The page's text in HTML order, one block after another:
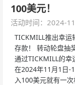
100美元！
活动时间：2024-
TICKMILL推出幸运
存款！ 转动轮盘抽
通过TICKMILL的幸
在2024年11月1日-
入100美元就有一